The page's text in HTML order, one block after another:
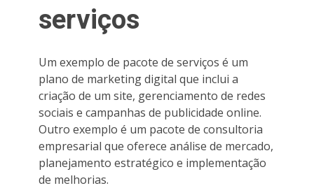
serviços
Um exemplo de pacote de serviços é um
plano de marketing digital que inclui a
criação de um site, gerenciamento de redes
sociais e campanhas de publicidade online.
Outro exemplo é um pacote de consultoria
empresarial que oferece análise de mercado,
planejamento estratégico e implementação
de melhorias.